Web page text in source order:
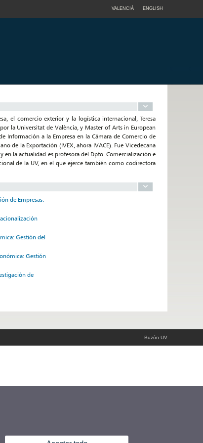
VALENCIÀ ENGLISH
el comercio exterior y la logística internacional, Teresa
la Universitat de València, y Master of Arts in European
Información a la Empresa en la Cámara de Comercio de
de la Exportación (IVEX, ahora IVACE). Fue Vicedecana
en la actualidad es profesora del Dpto. Comercialización e
de la UV, en el que ejerce también como codirectora
de Empresas.
Gestión del
Gestión
de
Buzón UV